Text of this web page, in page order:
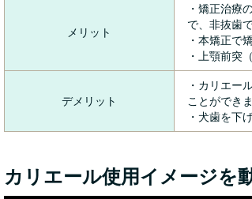
メリット
・矯正治療
で、非抜歯
・本矯正で
・上顎前突
デメリット
・カリエー
ことができ
・犬歯を下
カリエール使用イメージを